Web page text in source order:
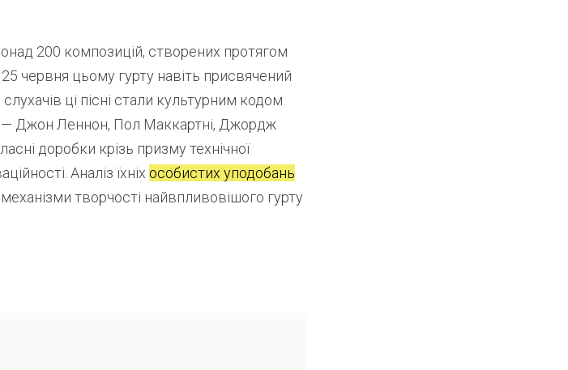
200 композицій, створених протягом
25 червня цьому гурту навіть присвячений
слухачів ці пісні стали культурним кодом
— Джон Леннон, Пол Маккартні, Джордж
доробки крізь призму технічної
Аналіз їхніх особистих уподобань
творчості найвпливовішого гурту